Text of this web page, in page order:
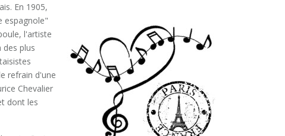
En 1905,
espagnole"
l'artiste
des plus
refrain d'une
Chevalier
dont les